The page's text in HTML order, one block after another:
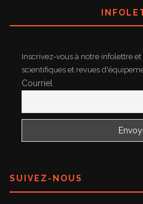
Inscrivez-vous à notre infolettre
scientifiques et revues
Courriel
SUIVEZ-NOUS